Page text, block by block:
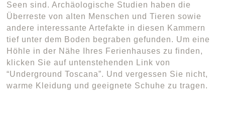
Seen sind. Archäologische Studien haben die
Überreste von alten Menschen und Tieren sowie
andere interessante Artefakte in diesen Kammern
tief unter dem Boden begraben gefunden. Um eine
Höhle in der Nähe Ihres Ferienhauses zu finden,
klicken Sie auf untenstehenden Link von
“Underground Toscana”. Und vergessen Sie nicht,
warme Kleidung und geeignete Schuhe zu tragen.